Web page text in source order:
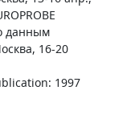
данным
16-20
1997